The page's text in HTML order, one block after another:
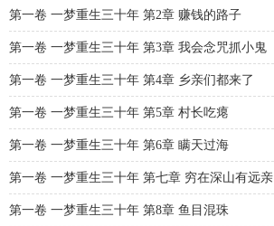
第一卷 一梦重生三十年 第2章 赚钱的路子
第一卷 一梦重生三十年 第3章 我会念咒抓小鬼
第一卷 一梦重生三十年 第4章 乡亲们都来了
第一卷 一梦重生三十年 第5章 村长吃瘪
第一卷 一梦重生三十年 第6章 瞒天过海
第一卷 一梦重生三十年 第七章 穷在深山有远亲
第一卷 一梦重生三十年 第8章 鱼目混珠